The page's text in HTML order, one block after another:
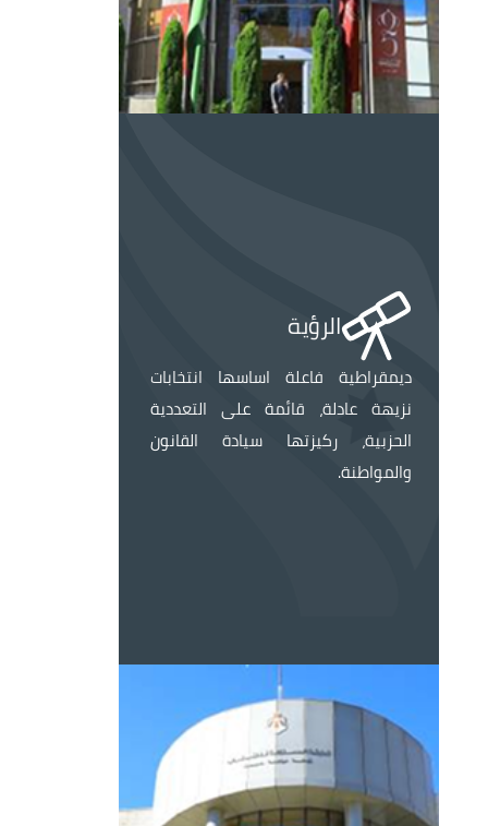
الصورةالرؤية
ديمقراطية فاعلة اساسها انتخابات
نزيهة عادلة، قائمة على التعددية
الحزبية، ركيزتها سيادة القانون
والمواطنة.